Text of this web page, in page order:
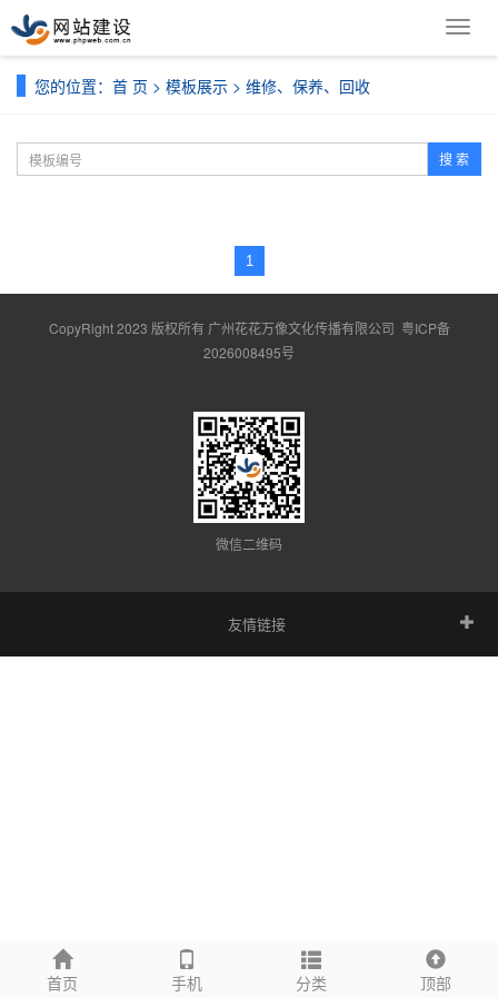
导
您的位置： 首 页 > 模板展示 > 维修、保养、回收
搜 索
1
首页 手机 分类 顶部
CopyRight 2023 版权所有 广州花花万像文化传播有限公司 粤ICP备
2026008495号
微信二维码
友情链接